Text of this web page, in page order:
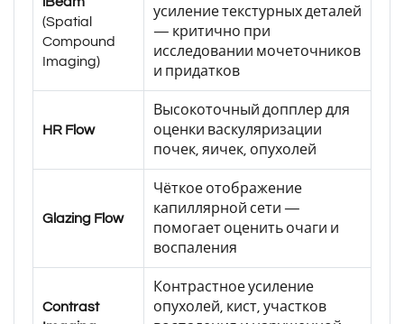
(Spatial
Compound
Imaging)
усиление текстурных деталей
— критично при
исследовании мочеточников
и придатков
HR Flow
Высокоточный допплер для
оценки васкуляризации
почек, яичек, опухолей
Glazing Flow
Чёткое отображение
капиллярной сети —
помогает оценить очаги и
воспаления
Contrast
Контрастное усиление
опухолей, кист, участков